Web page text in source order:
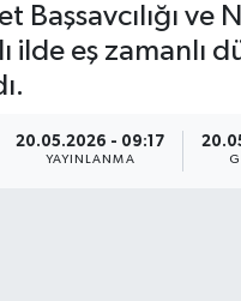
Başsavcılığı
ilde eş
20.05.2026 - 09:17
YAYINLANMA